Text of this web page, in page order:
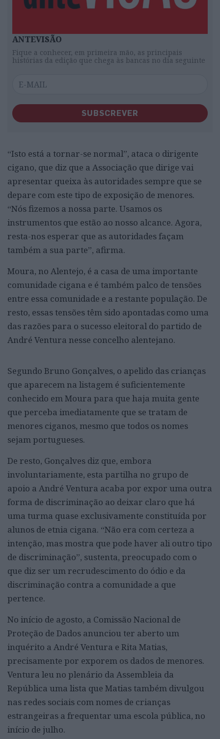
ANTEVISÃO
Fique a conhecer, em primeira mão, as principais
histórias da edição que chega às bancas no dia seguinte
SUBSCREVER
“Isto está a tornar-se normal”, ataca o dirigente
cigano, que diz que a Associação que dirige vai
apresentar queixa às autoridades sempre que se
depare com este tipo de exposição de menores.
“Nós fizemos a nossa parte. Usamos os
instrumentos que estão ao nosso alcance. Agora,
resta-nos esperar que as autoridades façam
também a sua parte”, afirma.
Moura, no Alentejo, é a casa de uma importante
comunidade cigana e é também palco de tensões
entre essa comunidade e a restante população. De
resto, essas tensões têm sido apontadas como uma
das razões para o sucesso eleitoral do partido de
André Ventura nesse concelho alentejano.
Segundo Bruno Gonçalves, o apelido das crianças
que aparecem na listagem é suficientemente
conhecido em Moura para que haja muita gente
que perceba imediatamente que se tratam de
menores ciganos, mesmo que todos os nomes
sejam portugueses.
De resto, Gonçalves diz que, embora
involuntariamente, esta partilha no grupo de
apoio a André Ventura acaba por expor uma outra
forma de discriminação ao deixar claro que há
uma turma quase exclusivamente constituída por
alunos de etnia cigana. “Não era com certeza a
intenção, mas mostra que pode haver ali outro tipo
de discriminação”, sustenta, preocupado com o
que diz ser um recrudescimento do ódio e da
discriminação contra a comunidade a que
pertence.
No início de agosto, a Comissão Nacional de
Proteção de Dados anunciou ter aberto um
inquérito a André Ventura e Rita Matias,
precisamente por exporem os dados de menores.
Ventura leu no plenário da Assembleia da
República uma lista que Matias também divulgou
nas redes sociais com nomes de crianças
estrangeiras a frequentar uma escola pública, no
início de julho.